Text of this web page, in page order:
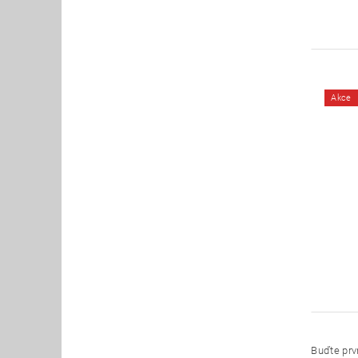
Akce
Buďte